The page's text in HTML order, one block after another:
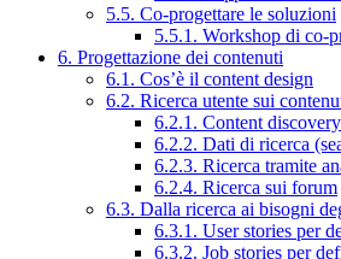
5.5. Co-progettare le soluzioni
5.5.1. Workshop di co-
6. Progettazione dei contenuti
6.1. Cos’è il content design
6.2. Ricerca utente sui
6.2.1. Content discovery
6.2.2. Dati di ricerca
6.2.3. Ricerca tramite
6.2.4. Ricerca sui forum
6.3. Dalla ricerca ai bisogni
6.3.1. User stories per
6.3.2. Job stories per